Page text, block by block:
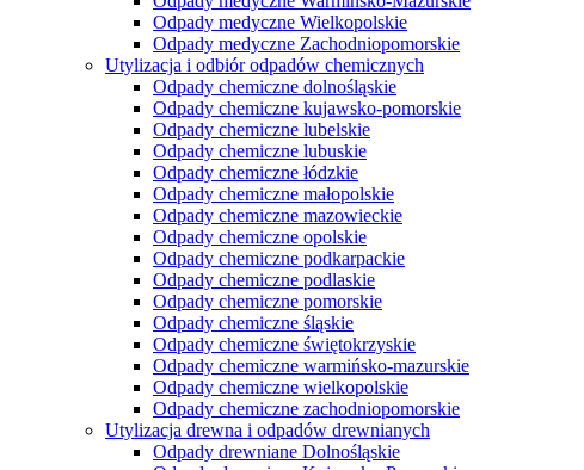
Odpady medyczne Wielkopolskie
Odpady medyczne Zachodniopomorskie
Utylizacja i odbiór odpadów chemicznych
Odpady chemiczne dolnośląskie
Odpady chemiczne kujawsko-pomorskie
Odpady chemiczne lubelskie
Odpady chemiczne lubuskie
Odpady chemiczne łódzkie
Odpady chemiczne małopolskie
Odpady chemiczne mazowieckie
Odpady chemiczne opolskie
Odpady chemiczne podkarpackie
Odpady chemiczne podlaskie
Odpady chemiczne pomorskie
Odpady chemiczne śląskie
Odpady chemiczne świętokrzyskie
Odpady chemiczne warmińsko-mazurskie
Odpady chemiczne wielkopolskie
Odpady chemiczne zachodniopomorskie
Utylizacja drewna i odpadów drewnianych
Odpady drewniane Dolnośląskie